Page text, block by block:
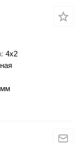
4x2